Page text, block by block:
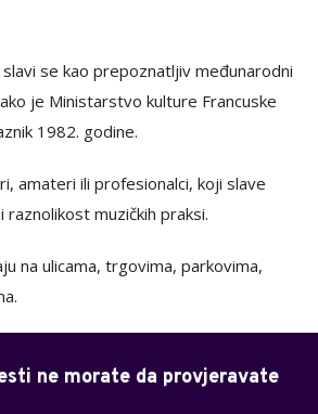
se kao prepoznatljiv međunarodni
je Ministarstvo kulture Francuske
1982. godine.
amateri ili profesionalci, koji slave
raznolikost muzičkih praksi.
na ulicama, trgovima, parkovima,
ne morate da provjeravate